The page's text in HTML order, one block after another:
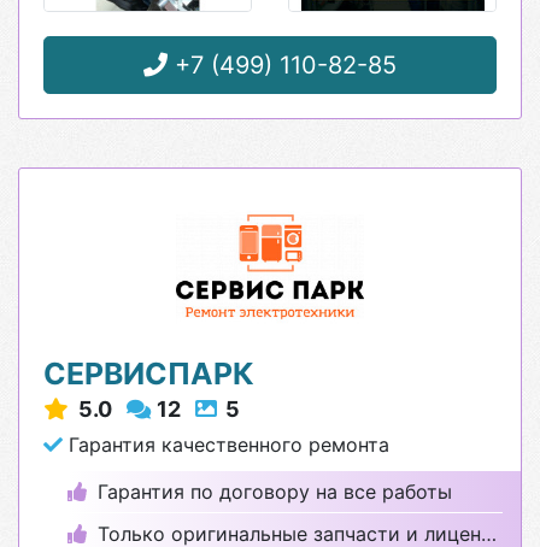
+7 (499) 110-82-85
СЕРВИСПАРК
5.0 12 5
Гарантия качественного ремонта
Гарантия по договору на все работы
Только оригинальные запчасти и лицензионные программы